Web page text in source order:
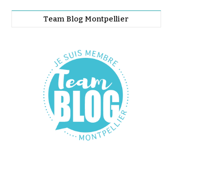
Team Blog Montpellier